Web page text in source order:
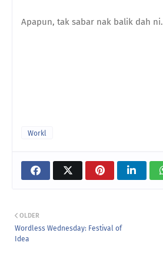
Apapun, tak sabar nak balik dah ni.
Workl
OLDER
Wordless Wednesday: Festival of
Idea